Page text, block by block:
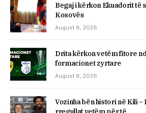
Begaj i kërkon Ekuadorit të
Kosovës
August 6, 2026
Drita kërkon vetëm fitore
formacionet zyrtare
August 6, 2026
Vozinha bën histori në Kili